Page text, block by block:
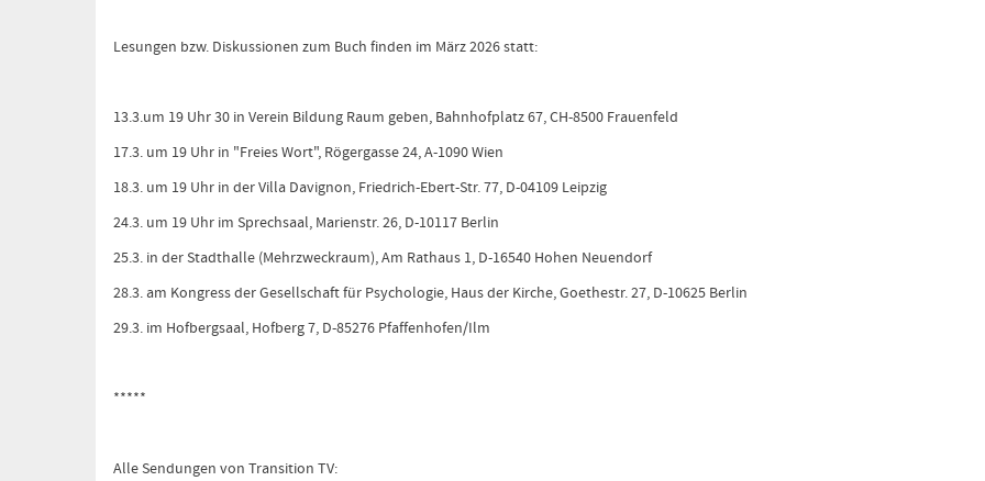
Lesungen bzw. Diskussionen zum Buch finden im März 2026 statt:
13.3.um 19 Uhr 30 in Verein Bildung Raum geben, Bahnhofplatz 67, CH-8500 Frauenfeld
17.3. um 19 Uhr in "Freies Wort", Rögergasse 24, A-1090 Wien
18.3. um 19 Uhr in der Villa Davignon, Friedrich-Ebert-Str. 77, D-04109 Leipzig
24.3. um 19 Uhr im Sprechsaal, Marienstr. 26, D-10117 Berlin
25.3. in der Stadthalle (Mehrzweckraum), Am Rathaus 1, D-16540 Hohen Neuendorf
28.3. am Kongress der Gesellschaft für Psychologie, Haus der Kirche, Goethestr. 27, D-10625 Berlin
29.3. im Hofbergsaal, Hofberg 7, D-85276 Pfaffenhofen/Ilm
*****
Alle Sendungen von Transition TV: